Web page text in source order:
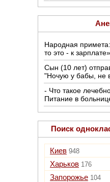
Народная
то это - к зарплате».
Сын (10 лет)
"Hочую у бабы, не
- Что такое
Питание в
Поиск
Киев 948
Харьков 176
Запорожье 104